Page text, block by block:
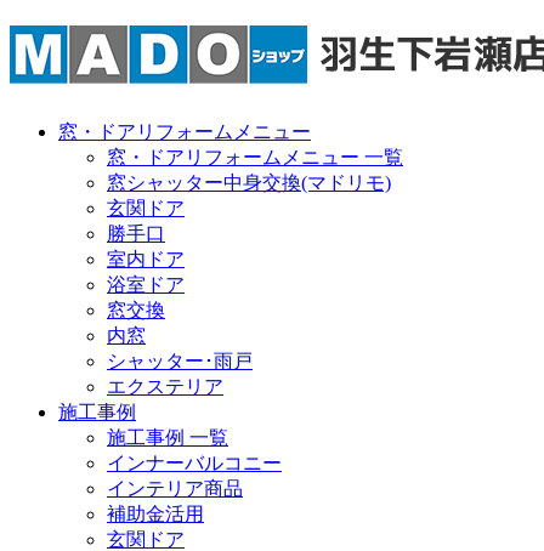
窓・ドアリフォームメニュー
窓・ドアリフォームメニュー 一覧
窓シャッター中身交換(マドリモ)
玄関ドア
勝手口
室内ドア
浴室ドア
窓交換
内窓
シャッター･雨戸
エクステリア
施工事例
施工事例 一覧
インナーバルコニー
インテリア商品
補助金活用
玄関ドア